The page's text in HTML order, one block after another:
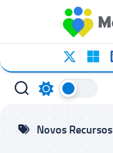
conteúdo
Novos Recursos